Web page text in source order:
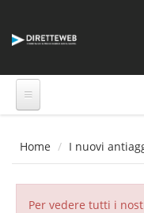
Home I nuovi
Per vedere tutti i